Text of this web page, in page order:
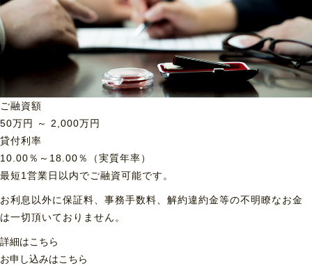
ご融資額
50万円 ～ 2,000万円
貸付利率
10.00％～18.00％（実質年率）
最短1営業日以内でご融資可能です。
お利息以外に保証料、事務手数料、解約違約金等の不明瞭なお金
は一切頂いておりません。
詳細はこちら
お申し込みはこちら